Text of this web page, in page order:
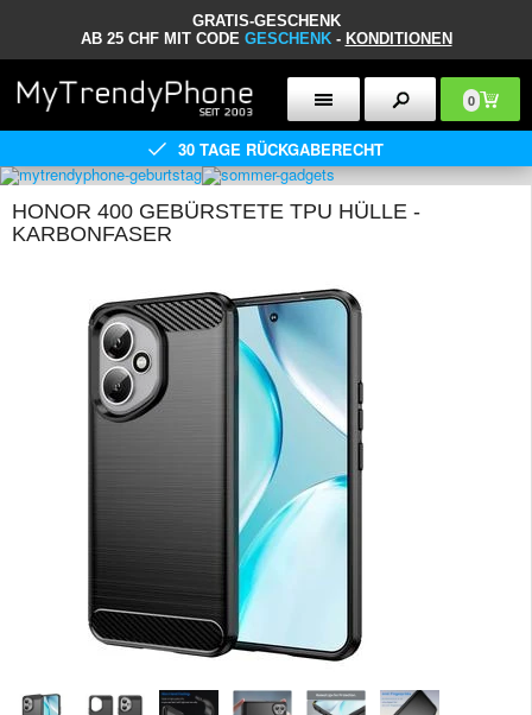
GRATIS-GESCHENK
AB 25 CHF MIT CODE GESCHENK- KONDITIONEN
0
30 TAGE RÜCKGABERECHT
HONOR 400 GEBÜRSTETE TPU HÜLLE -
KARBONFASER